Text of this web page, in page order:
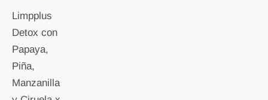
Limpplus
Detox con
Papaya,
Piña,
Manzanilla